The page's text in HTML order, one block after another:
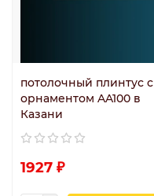
потолочный плинтус с
орнаментом AA100 в
Казани
1927 ₽